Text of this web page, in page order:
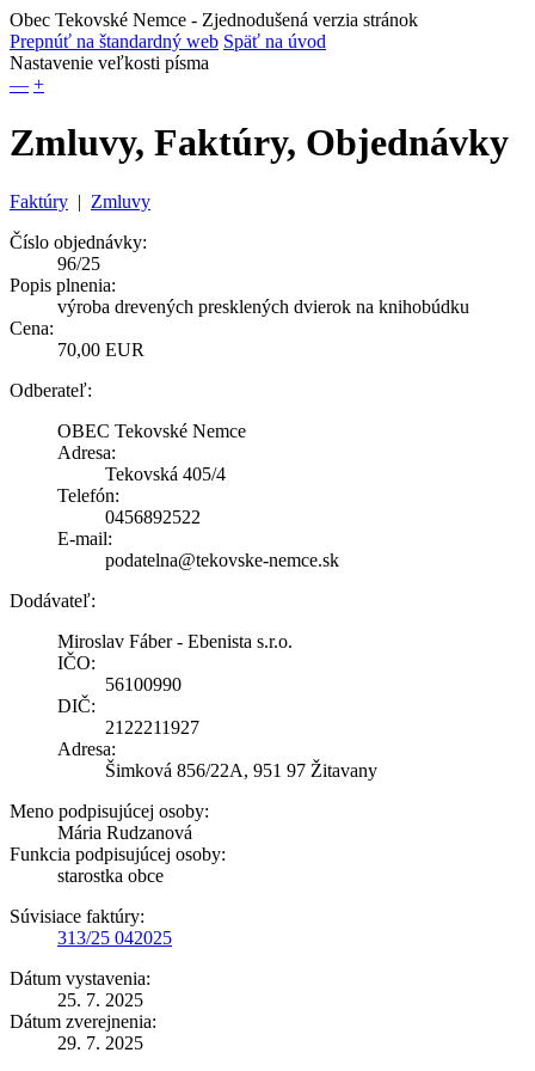
Obec Tekovské Nemce - Zjednodušená verzia stránok
Prepnúť na štandardný web Späť na úvod
Nastavenie veľkosti písma
— +
Zmluvy, Faktúry, Objednávky
Faktúry | Zmluvy
Číslo objednávky:
96/25
Popis plnenia:
výroba drevených presklených dvierok na knihobúdku
Cena:
70,00 EUR
Odberateľ:
OBEC Tekovské Nemce
Adresa:
Tekovská 405/4
Telefón:
0456892522
E-mail:
podatelna@tekovske-nemce.sk
Dodávateľ:
Miroslav Fáber - Ebenista s.r.o.
IČO:
56100990
DIČ:
2122211927
Adresa:
Šimková 856/22A, 951 97 Žitavany
Meno podpisujúcej osoby:
Mária Rudzanová
Funkcia podpisujúcej osoby:
starostka obce
Súvisiace faktúry:
313/25 042025
Dátum vystavenia:
25. 7. 2025
Dátum zverejnenia:
29. 7. 2025